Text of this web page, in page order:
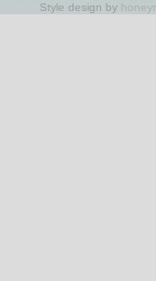
Style design by